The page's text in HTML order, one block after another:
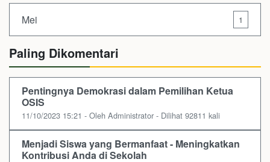
Mei 1
Paling Dikomentari
Pentingnya Demokrasi dalam Pemilihan Ketua
OSIS
11/10/2023 15:21 - Oleh Administrator - Dilihat 92811 kali
Menjadi Siswa yang Bermanfaat - Meningkatkan
Kontribusi Anda di Sekolah